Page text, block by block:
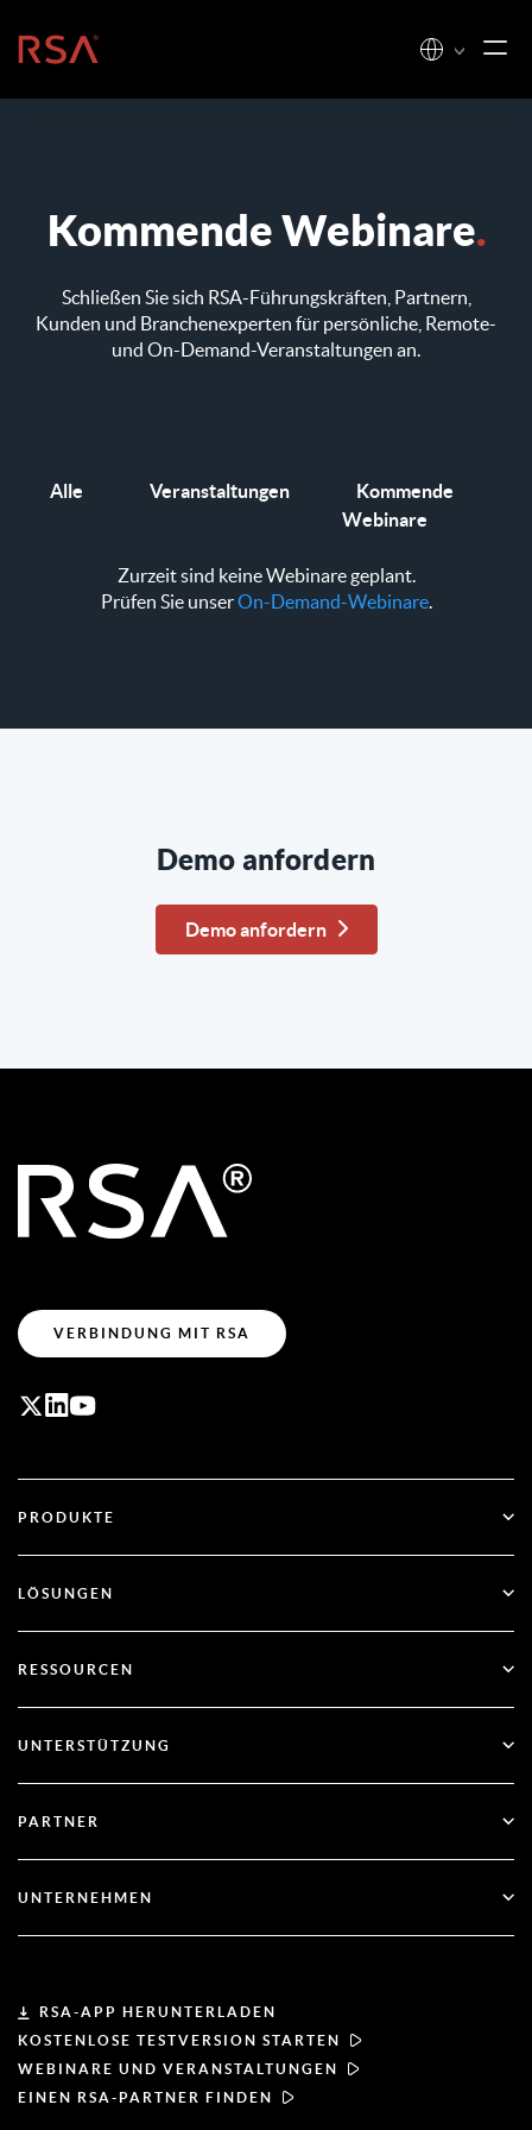
Startseite
Kommende Webinare.
Schließen Sie sich RSA-Führungskräften, Partnern,
Kunden und Branchenexperten für persönliche, Remote-
und On-Demand-Veranstaltungen an.
Alle Veranstaltungen
Kommende
Webinare
Zurzeit sind keine Webinare geplant.
Prüfen Sie unserOn-Demand-Webinare.
Demo anfordern
Demo anfordern
VERBINDUNG MIT RSA
PRODUKTE
SecurID
LÖSUNGEN
Multi-Faktor-Authentifizierung
Finanzdienstleistungen
RESSOURCEN
Blog
Dokumentation
UNTERSTÜTZUNG
Kundenbetreuung
PARTNER
Partner werden
UNTERNEHMEN
Leiterschaft
Nachrichten & Presse
RSA-APP HERUNTERLADEN
KOSTENLOSE TESTVERSION STARTEN
WEBINARE UND VERANSTALTUNGEN
EINEN RSA-PARTNER FINDEN